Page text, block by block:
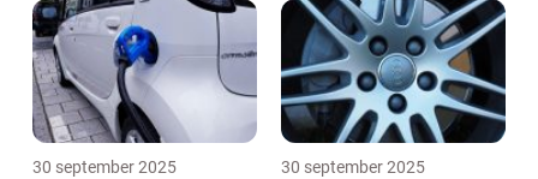
30 september 2025 30 september 2025